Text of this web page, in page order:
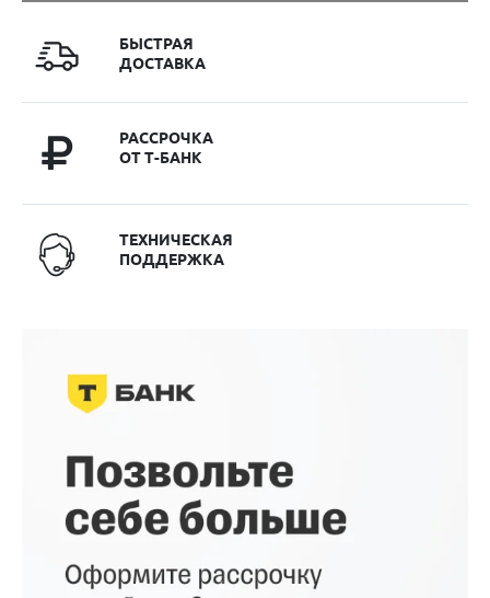
БЫСТРАЯ
ДОСТАВКА
РАССРОЧКА
ОТ Т-БАНК
ТЕХНИЧЕСКАЯ
ПОДДЕРЖКА